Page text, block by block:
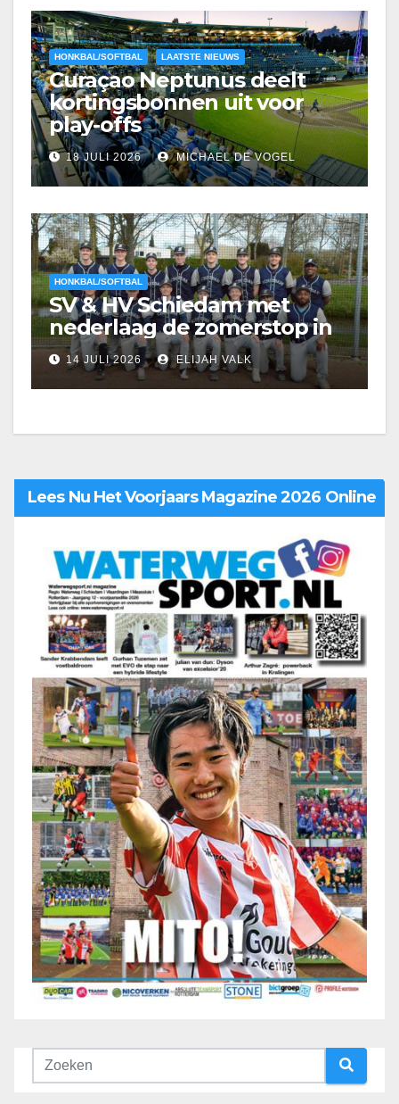
HONKBAL/SOFTBAL LAATSTE NIEUWS
Curaçao Neptunus deelt
kortingsbonnen uit voor
play-offs
18 JULI 2026 MICHAEL DE VOGEL
HONKBAL/SOFTBAL
SV & HV Schiedam met
nederlaag de zomerstop in
14 JULI 2026 ELIJAH VALK
Lees Nu Het Voorjaars Magazine 2026 Online